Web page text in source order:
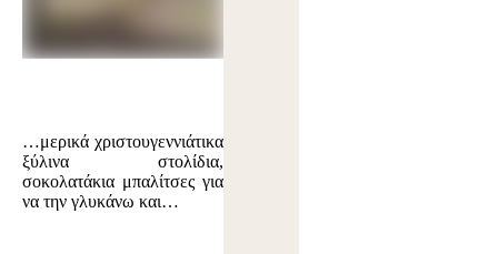
…μερικά χριστουγεννιάτικα
ξύλινα στολίδια,
σοκολατάκια μπαλίτσες για
να την γλυκάνω και…